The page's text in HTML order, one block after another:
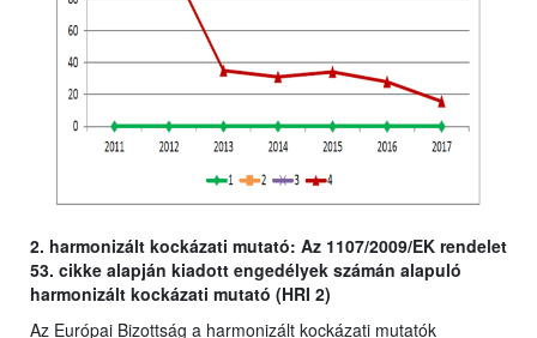
2. harmonizált kockázati mutató: Az 1107/2009/EK rendelet
53. cikke alapján kiadott engedélyek számán alapuló
harmonizált kockázati mutató (HRI 2)
Az Európai Bizottság a harmonizált kockázati mutatók